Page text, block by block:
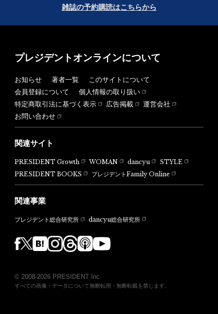
雑誌の予約購読はこちらから
プレジデントオンラインについて
お知らせ 著者一覧
このサイトについて
会員登録について
個人情報の取り扱い
特定商取引法に基づく表示
広告掲載
運営会社
お問い合わせ
関連サイト
PRESIDENT Growth WOMAN dancyu
STYLE
PRESIDENT BOOKS
プレジデントFamily Online
関連事業
プレジデント総合研究所 dancyu総合研究所
© 2008-2026 PRESIDENT Inc.
すべての画像・データについて無断転用・無断転載を禁じます。